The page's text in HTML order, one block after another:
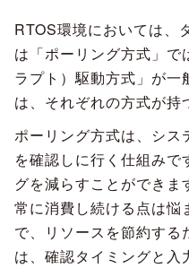
RTOS環境においては、
は「ポーリング方式」で
ラプト）駆動方式」が
は、それぞれの方式が持
ポーリング方式は、シス
を確認しに行く仕組みで
グを減らすことができ
常に消費し続ける点は悩
で、リソースを節約する
は、確認タイミングと入